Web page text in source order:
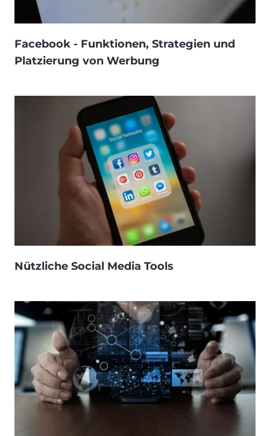
Facebook - Funktionen, Strategien und
Platzierung von Werbung
Nützliche Social Media Tools